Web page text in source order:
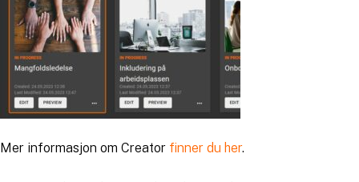
Mer informasjon om Creator finner du her.